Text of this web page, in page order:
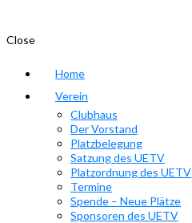
Close
Home
Verein
Clubhaus
Der Vorstand
Platzbelegung
Satzung des UETV
Platzordnung des UETV
Termine
Spende – Neue Plätze
Sponsoren des UETV